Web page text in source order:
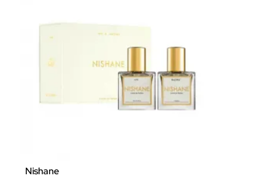
Nishane